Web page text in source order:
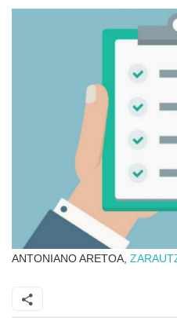
ANTONIANO ARETOA,